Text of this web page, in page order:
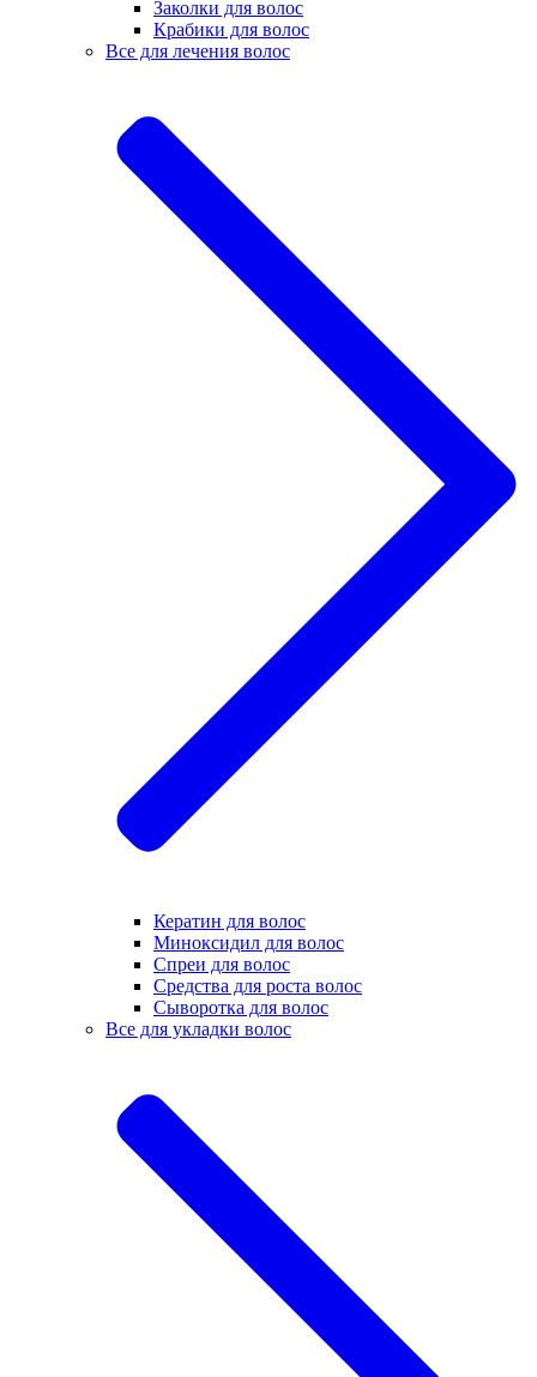
Заколки для волос
Крабики для волос
Все для лечения волос
Кератин для волос
Миноксидил для волос
Спреи для волос
Средства для роста волос
Сыворотка для волос
Все для укладки волос